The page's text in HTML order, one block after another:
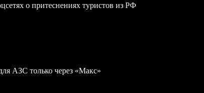
о притеснениях туристов из РФ
АЗС только через «Макс»